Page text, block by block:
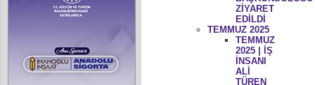
ZİYARET
EDİLDİ
TEMMUZ 2025
TEMMUZ
2025 | İŞ
İNSANI
ALİ
TÜREN